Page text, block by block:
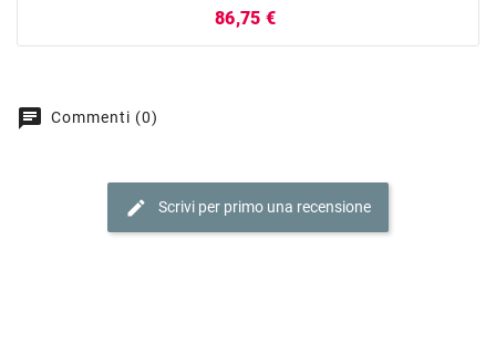
86,75 €
chat Commenti (0)
edit Scrivi per primo una recensione